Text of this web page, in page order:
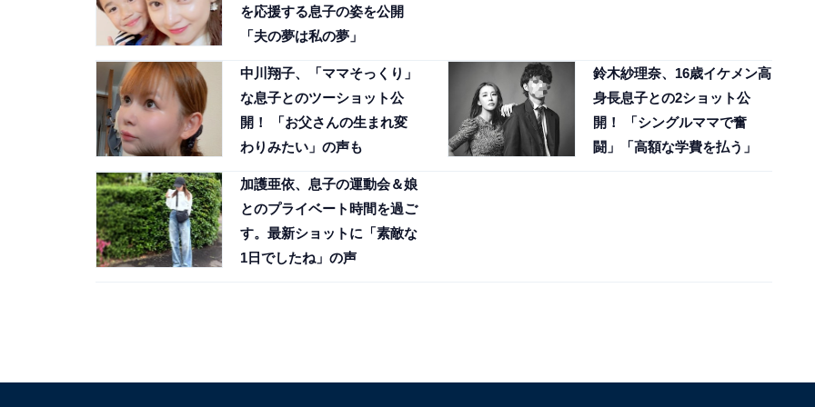
を応援する息子の姿を公開
「夫の夢は私の夢」
中川翔子、「ママそっくり」
な息子とのツーショット公
開！ 「お父さんの生まれ変
わりみたい」の声も
鈴木紗理奈、16歳イケメン高
身長息子との2ショット公
開！ 「シングルママで奮
闘」「高額な学費を払う」
加護亜依、息子の運動会＆娘
とのプライベート時間を過ご
す。最新ショットに「素敵な
1日でしたね」の声